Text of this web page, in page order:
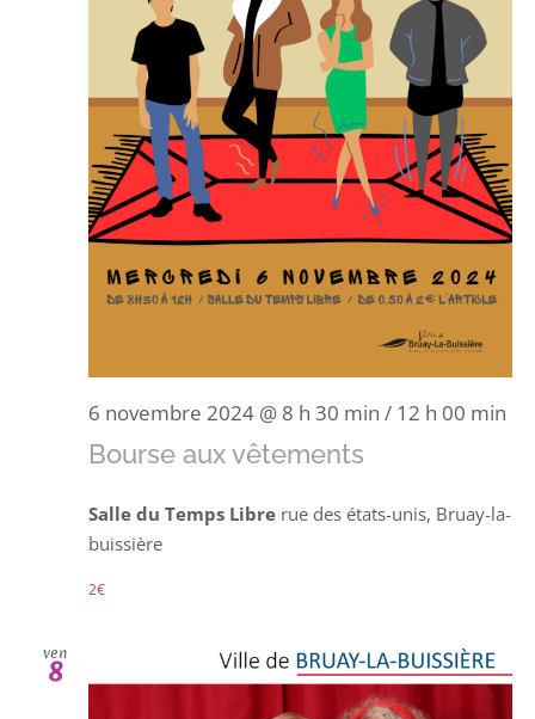
6 novembre 2024 @ 8 h 30 min / 12 h 00 min
Bourse aux vêtements
Salle du Temps Libre rue des états-unis, Bruay-la-
buissière
2€
ven
8